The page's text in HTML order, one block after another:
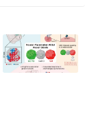
“生物起搏器”类